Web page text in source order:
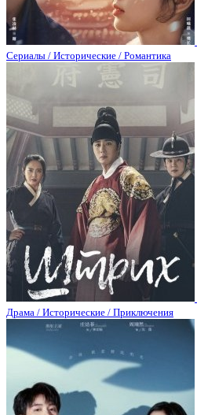
Сериалы / Исторические / Романтика
Драма / Исторические / Приключения